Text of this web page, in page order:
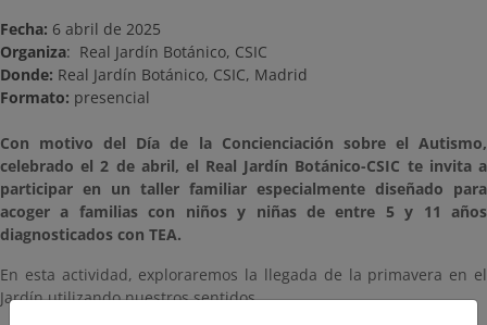
Fecha: 6 abril de 2025
Organiza: Real Jardín Botánico, CSIC
Donde: Real Jardín Botánico, CSIC, Madrid
Formato: presencial
Con motivo del Día de la Concienciación sobre el Autismo,
celebrado el 2 de abril, el Real Jardín Botánico-CSIC te invita a
participar en un taller familiar especialmente diseñado para
acoger a familias con niños y niñas de entre 5 y 11 años
diagnosticados con TEA.
En esta actividad, exploraremos la llegada de la primavera en el
Jardín utilizando nuestros sentidos.